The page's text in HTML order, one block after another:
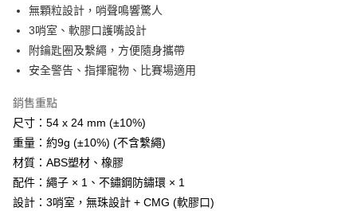
Google Pay
全盈+PAY
相關說明
【關於「AFTEE先享後付」】
AFTEE先享後付是「在收到商品之後才付款」的支付方式。 讓您購物簡單
便利好安心！
１．簡單：不需註冊會員、不需綁卡、不需儲值。
２．便利：只要手機號碼，簡訊認證，即可結帳。
３．安心：先確認商品／服務後，再付款。
ATM付款
貨到付款
運送方式
無顆粒設計，哨聲鳴響驚人
3哨室、軟膠口護嘴設計
附鑰匙圈及繫繩，方便隨身攜帶
安全警告、指揮寵物、比賽場適用
銷售重點
尺寸：54 x 24 mm (±10%)
重量：約9g (±10%) (不含繫繩)
材質：ABS塑材、橡膠
配件：繩子 × 1、不鏽鋼防鏽環 × 1
設計：3哨室，無珠設計 + CMG (軟膠口)